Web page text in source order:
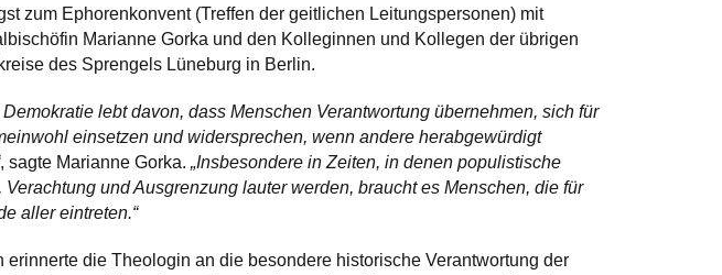
zum Ephorenkonvent (Treffen der geitlichen Leitungspersonen) mit
Marianne Gorka und den Kolleginnen und Kollegen der übrigen
des Sprengels Lüneburg in Berlin.
Demokratie lebt davon, dass Menschen Verantwortung übernehmen, sich für
einsetzen und widersprechen, wenn andere herabgewürdigt
, sagte Marianne Gorka.„Insbesondere in Zeiten, in denen populistische
Verachtung und Ausgrenzung lauter werden, braucht es Menschen, die für
aller eintreten.“
erinnerte die Theologin an die besondere historische Verantwortung der